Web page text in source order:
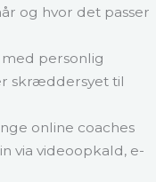
og hvor det passer
med personlig
skræddersyet til
online coaches
via videoopkald, e-